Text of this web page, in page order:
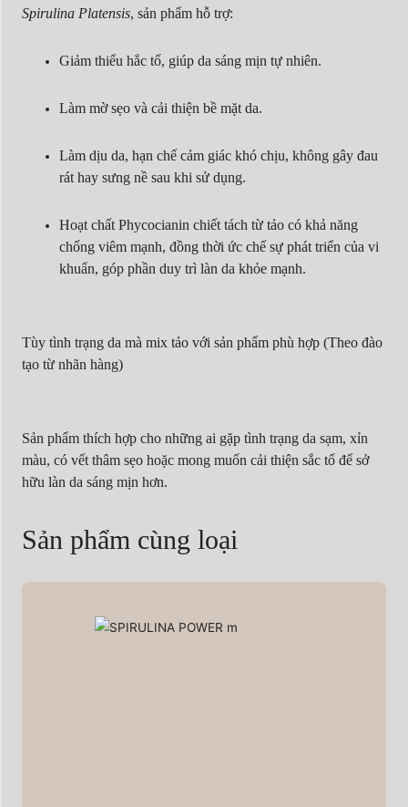
Spirulina Platensis, sản phẩm hỗ trợ:
Giảm thiểu hắc tố, giúp da sáng mịn tự nhiên.
Làm mờ sẹo và cải thiện bề mặt da.
Làm dịu da, hạn chế cảm giác khó chịu, không gây đau
rát hay sưng nề sau khi sử dụng.
Hoạt chất Phycocianin chiết tách từ tảo có khả năng
chống viêm mạnh, đồng thời ức chế sự phát triển của vi
khuẩn, góp phần duy trì làn da khỏe mạnh.
Tùy tình trạng da mà mix tảo với sản phẩm phù hợp (Theo đào
tạo từ nhãn hàng)
Sản phẩm thích hợp cho những ai gặp tình trạng da sạm, xỉn
màu, có vết thâm sẹo hoặc mong muốn cải thiện sắc tố để sở
hữu làn da sáng mịn hơn.
Sản phẩm cùng loại